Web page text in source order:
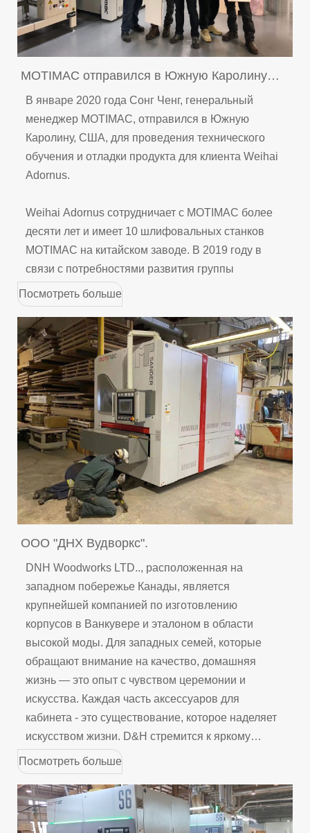
MOTIMAC отправился в Южную Каролину
для технического обучения
В январе 2020 года Сонг Ченг, генеральный
менеджер MOTIMAC, отправился в Южную
Каролину, США, для проведения технического
обучения и отладки продукта для клиента Weihai
Adornus.
Weihai Adornus сотрудничает с MOTIMAC более
десяти лет и имеет 10 шлифовальных станков
MOTIMAC на китайском заводе. В 2019 году в
связи с потребностями развития группы
Посмотреть больше
ООО "ДНХ Вудворкс".
DNH Woodworks LTD.., расположенная на
западном побережье Канады, является
крупнейшей компанией по изготовлению
корпусов в Ванкувере и эталоном в области
высокой моды. Для западных семей, которые
обращают внимание на качество, домашняя
жизнь — это опыт с чувством церемонии и
искусства. Каждая часть аксессуаров для
кабинета - это существование, которое наделяет
искусством жизни. D&H стремится к яркому
проявлению этого искусства жизни.
Посмотреть больше